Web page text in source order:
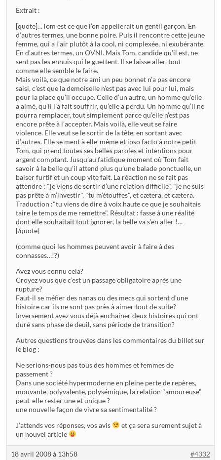
Extrait :
[quote]…Tom est ce que l’on appellerait un gentil garçon. En
d’autres termes, une bonne poire. Puis il rencontre cette jeune
femme, qui a l’air plutôt à la cool, ni complexée, ni exubérante.
En d’autres termes, un OVNI. Mais Tom, candide qu’il est, ne
sent pas les ennuis qui le guettent. Il se laisse aller, tout
comme elle semble le faire.
Mais voilà, ce que notre ami un peu bonnet n’a pas encore
saisi, c’est que la demoiselle n’est pas avec lui pour lui, mais
pour la place qu’il occupe. Celle d’un autre, un homme qu’elle
a aimé, qu’il l’a fait souffrir, qu’elle a perdu. Un homme qu’il ne
pourra remplacer, tout simplement parce qu’elle n’est pas
encore prête à l’accepter. Mais voilà, elle veut se faire
violence. Elle veut se le sortir de la tête, en sortant avec
d’autres. Elle se ment à elle-même et ipso facto à notre petit
Tom, qui prend toutes ses belles paroles et intentions pour
argent comptant. Jusqu’au fatidique moment où Tom fait
savoir à la belle qu’il attend plus qu’une balade ponctuelle, un
baiser furtif et un coup vite fait. La réaction ne se fait pas
attendre : "je viens de sortir d’une relation difficile", "je ne suis
pas prête à m’investir", "tu m’étouffes", et cætera, et cætera.
Traduction :"tu viens de dire à voix haute ce que je souhaitais
taire le temps de me remettre". Résultat : fasse à une réalité
dont elle souhaitait tout ignorer, la belle va s’en aller !…
[/quote]
(comme quoi les hommes peuvent avoir à faire à des
connasses…!?)
Avez vous connu cela?
Croyez vous que c’est un passage obligatoire après une
rupture?
Faut-il se méfier des nanas ou des mecs qui sortent d’une
histoire car ils ne sont pas près à aimer tout de suite?
Inversement avez vous déjà enchainer deux histoires qui ont
duré sans phase de deuil, sans période de transition?
Autres questions trouvées dans les commentaires du billet sur
le blog :
Ne serions-nous pas tous des hommes et femmes de
passement ?
Dans une société hypermoderne en pleine perte de repères,
mouvante, polyvalente, polysémique, la relation "amoureuse"
peut-elle rester une et unique ?
une nouvelle façon de vivre sa sentimentalité ?
J’attends vos réponses, vos avis
et ça sera surement sujet à
un nouvel article
18 avril 2008 à 13h58 #4332